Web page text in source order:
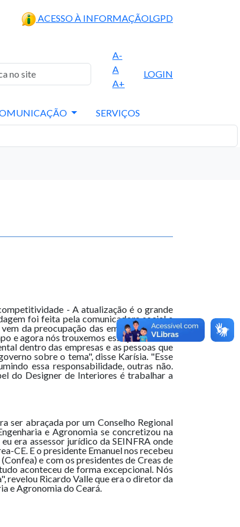
ACESSO À INFORMAÇÃOLGPD
A-
A
A+
LOGIN
SERVIÇOS
- A atualização é o grande
foi feita pela comunicadora social e
da preocupação das empresas com a
e agora nós trouxemos essa palestrante
dentro das empresas e as pessoas que
sobre o tema", disse Karísia. "Esse
essa responsabilidade, outras não.
do Designer de Interiores é trabalhar a
ser abraçada por um Conselho Regional
e Agronomia se concretizou na
era assessor jurídico da SEINFRA onde
CE. E o presidente Emanuel nos recebeu
e com os presidentes de Creas de
aconteceu de forma excepcional. Nós
revelou Ricardo Valle que era o diretor da
e Agronomia do Ceará.